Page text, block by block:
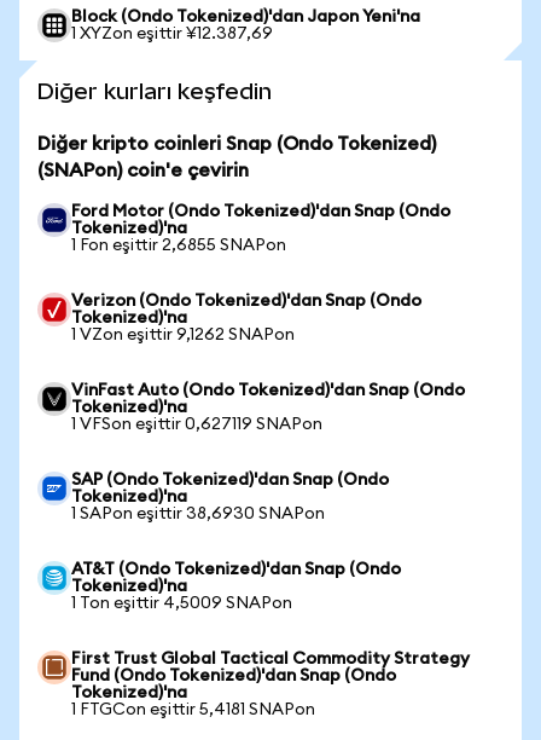
Block (Ondo Tokenized)'dan Japon Yeni'na
1 XYZon eşittir ¥12.387,69
Diğer kurları keşfedin
Diğer kripto coinleri Snap (Ondo Tokenized)
(SNAPon) coin'e çevirin
Ford Motor (Ondo Tokenized)'dan Snap (Ondo
Tokenized)'na
1 Fon eşittir 2,6855 SNAPon
Verizon (Ondo Tokenized)'dan Snap (Ondo
Tokenized)'na
1 VZon eşittir 9,1262 SNAPon
VinFast Auto (Ondo Tokenized)'dan Snap (Ondo
Tokenized)'na
1 VFSon eşittir 0,627119 SNAPon
SAP (Ondo Tokenized)'dan Snap (Ondo
Tokenized)'na
1 SAPon eşittir 38,6930 SNAPon
AT&T (Ondo Tokenized)'dan Snap (Ondo
Tokenized)'na
1 Ton eşittir 4,5009 SNAPon
First Trust Global Tactical Commodity Strategy
Fund (Ondo Tokenized)'dan Snap (Ondo
Tokenized)'na
1 FTGCon eşittir 5,4181 SNAPon